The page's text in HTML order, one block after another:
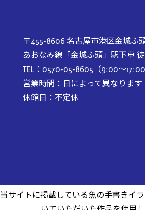
〒455-8606 名古屋市港区金城ふ
あおなみ線「金城ふ頭」駅下車
TEL：0570-05-8605（9:00～17:00
営業時間：日によって異なります
休館日：不定休
当サイトに掲載している魚の手書きイ